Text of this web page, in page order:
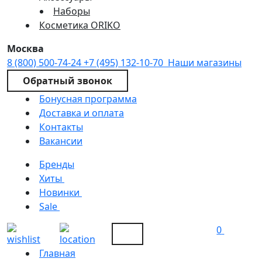
Наборы
Косметика ORIKO
Москва
8 (800) 500-74-24+7 (495) 132-10-70 Наши магазины
Обратный звонок
Бонусная программа
Доставка и оплата
Контакты
Вакансии
Бренды
Хиты
Новинки
Sale
0
Главная